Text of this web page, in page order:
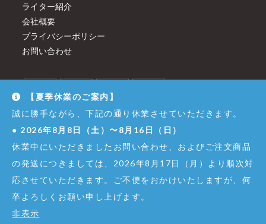
ライター紹介
会社概要
プライバシーポリシー
お問い合わせ
© Copyright - Dirigent GINZA JUJIYA Co.,Ltd. All Right Reserved.
株式会社銀座十字屋 - 東京都公安委員会 第301065402307号
【夏季休業のご案内】
誠に勝手ながら、下記の通り休業させていただきます。
● 2026年8月8日（土）〜8月16日（日）
休業中にいただきましたお問い合わせ、およびご注文商品
の発送につきましては、2026年8月17日（月）より順次対
応させていただきます。ご不便をおかけいたしますが、何
卒よろしくお願い申し上げます。
非表示